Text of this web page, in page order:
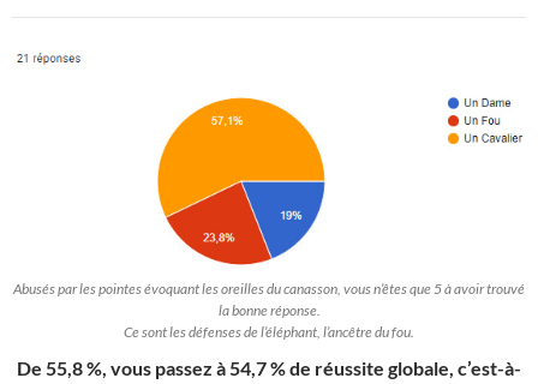
Abusés par les pointes évoquant les oreilles du canasson, vous n’êtes que 5 à avoir trouvé
la bonne réponse.
Ce sont les défenses de l’éléphant, l’ancêtre du fou.
De 55,8 %, vous passez à 54,7 % de réussite globale, c’est-à-